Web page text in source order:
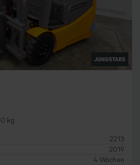
kg
2213
2019
4 Wochen